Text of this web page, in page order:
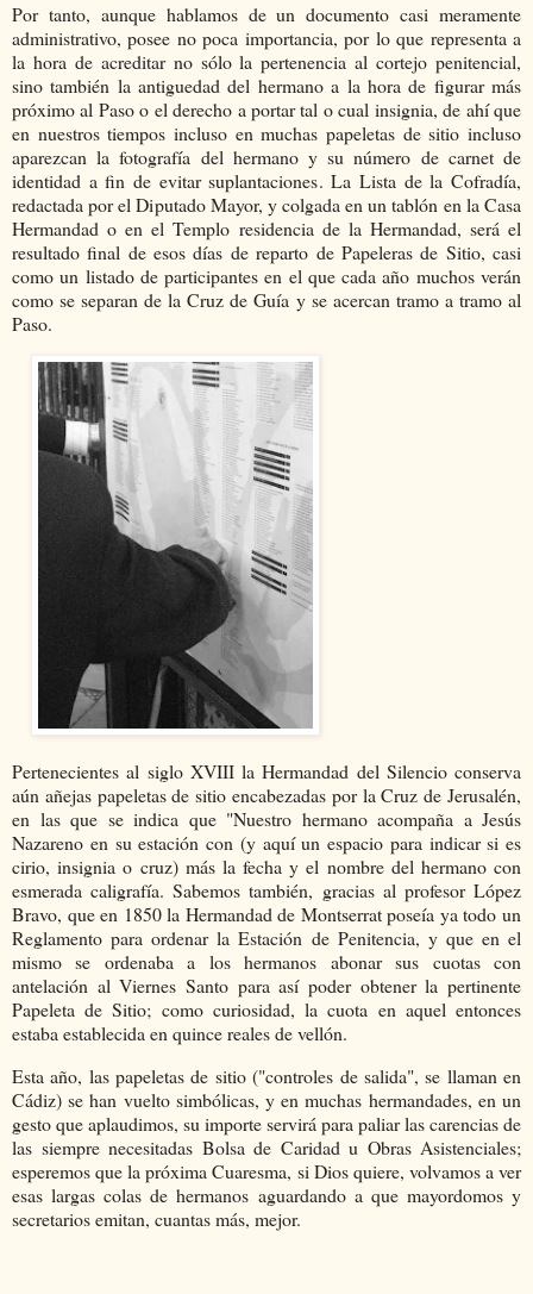
Por tanto, aunque hablamos de un documento casi meramente
administrativo, posee no poca importancia, por lo que representa a
la hora de acreditar no sólo la pertenencia al cortejo penitencial,
sino también la antiguedad del hermano a la hora de figurar más
próximo al Paso o el derecho a portar tal o cual insignia, de ahí que
en nuestros tiempos incluso en muchas papeletas de sitio incluso
aparezcan la fotografía del hermano y su número de carnet de
identidad a fin de evitar suplantaciones. La Lista de la Cofradía,
redactada por el Diputado Mayor, y colgada en un tablón en la Casa
Hermandad o en el Templo residencia de la Hermandad, será el
resultado final de esos días de reparto de Papeleras de Sitio, casi
como un listado de participantes en el que cada año muchos verán
como se separan de la Cruz de Guía y se acercan tramo a tramo al
Paso.
Pertenecientes al siglo XVIII la Hermandad del Silencio conserva
aún añejas papeletas de sitio encabezadas por la Cruz de Jerusalén,
en las que se indica que "Nuestro hermano acompaña a Jesús
Nazareno en su estación con (y aquí un espacio para indicar si es
cirio, insignia o cruz) más la fecha y el nombre del hermano con
esmerada caligrafía. Sabemos también, gracias al profesor López
Bravo, que en 1850 la Hermandad de Montserrat poseía ya todo un
Reglamento para ordenar la Estación de Penitencia, y que en el
mismo se ordenaba a los hermanos abonar sus cuotas con
antelación al Viernes Santo para así poder obtener la pertinente
Papeleta de Sitio; como curiosidad, la cuota en aquel entonces
estaba establecida en quince reales de vellón.
Esta año, las papeletas de sitio ("controles de salida", se llaman en
Cádiz) se han vuelto simbólicas, y en muchas hermandades, en un
gesto que aplaudimos, su importe servirá para paliar las carencias de
las siempre necesitadas Bolsa de Caridad u Obras Asistenciales;
esperemos que la próxima Cuaresma, si Dios quiere, volvamos a ver
esas largas colas de hermanos aguardando a que mayordomos y
secretarios emitan, cuantas más, mejor.